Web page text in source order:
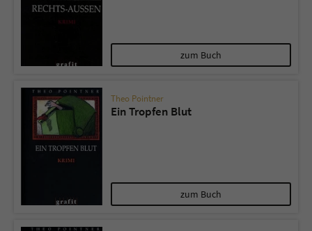
zum Buch
Theo Pointner
Ein Tropfen Blut
zum Buch